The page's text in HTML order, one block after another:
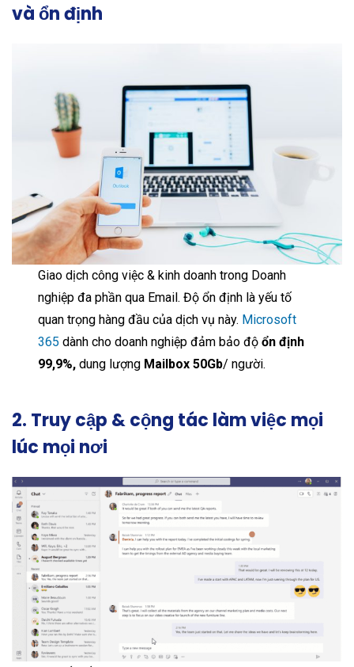
và ổn định
Giao dịch công việc & kinh doanh trong Doanh
nghiệp đa phần qua Email. Độ ổn định là yếu tố
quan trọng hàng đầu của dịch vụ này. Microsoft
365 dành cho doanh nghiệp đảm bảo độổn định
99,9%, dung lượng Mailbox 50Gb/ người.
2. Truy cập & cộng tác làm việc mọi
lúc mọi nơi